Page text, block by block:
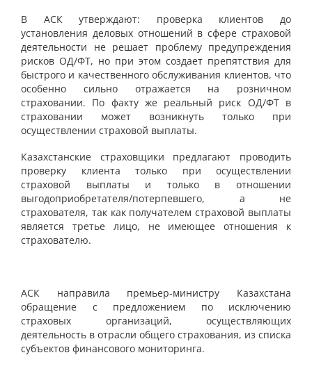
В АСК утверждают: проверка клиентов до
установления деловых отношений в сфере страховой
деятельности не решает проблему предупреждения
рисков ОД/ФТ, но при этом создает препятствия для
быстрого и качественного обслуживания клиентов, что
особенно сильно отражается на розничном
страховании. По факту же реальный риск ОД/ФТ в
страховании может возникнуть только при
осуществлении страховой выплаты.
Казахстанские страховщики предлагают проводить
проверку клиента только при осуществлении
страховой выплаты и только в отношении
выгодоприобретателя/потерпевшего, а не
страхователя, так как получателем страховой выплаты
является третье лицо, не имеющее отношения к
страхователю.
АСК направила премьер-министру Казахстана
обращение с предложением по исключению
страховых организаций, осуществляющих
деятельность в отрасли общего страхования, из списка
субъектов финансового мониторинга.